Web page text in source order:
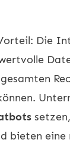
Die
bieten eine